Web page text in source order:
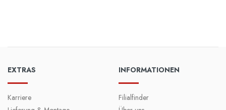
INFORMATIONEN
Filialfinder
EXTRAS
Karriere